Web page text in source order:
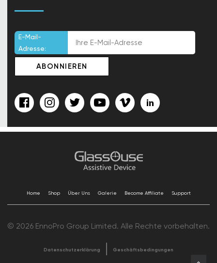
E-Mail-
Adresse:
Home Shop Über Uns Galerie Become Affiliate Support
© 2026 EnnoPro Group Limited. Alle Rechte vorbehalten.
Datenschutzerklärung Geschäftsbedingungen